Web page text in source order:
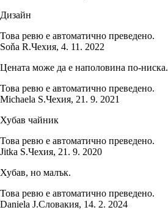
Дизайн
Това ревю е автоматично преведено.
Soňa R.Чехия, 4. 11. 2022
Цената може да е наполовина по-ниска.
Това ревю е автоматично преведено.
Michaela S.Чехия, 21. 9. 2021
Хубав чайник
Това ревю е автоматично преведено.
Jitka S.Чехия, 21. 9. 2020
Хубав, но малък.
Това ревю е автоматично преведено.
Daniela J.Словакия, 14. 2. 2024